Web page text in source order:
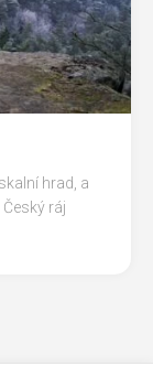
hrad, a
ráj